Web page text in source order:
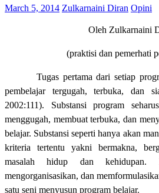
March 5, 2014 Zulkarnaini Diran Opini
Oleh Zulkarnaini
(praktisi dan pemerhati
Tugas pertama dari setiap
pembelajar tergugah, terbuka, dan
2002:111). Substansi program
menggugah, membuat terbuka, dan
belajar. Substansi seperti hanya akan
kriteria tertentu yakni bermakna,
masalah hidup dan kehidupan.
mengorganisasikan, dan
satu seni menyusun program belajar.